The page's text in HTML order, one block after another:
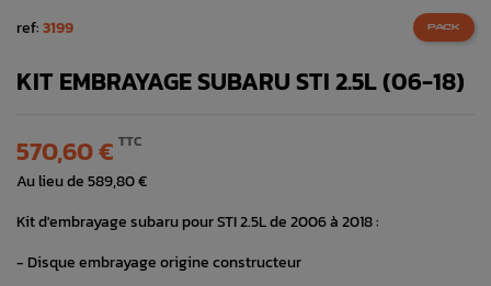
ref:3199 PACK
KIT EMBRAYAGE SUBARU STI 2.5L (06-18)
570,60 € TTC
Au lieu de 589,80 €
Kit d'embrayage subaru pour STI 2.5L de 2006 à 2018 :
- Disque embrayage origine constructeur